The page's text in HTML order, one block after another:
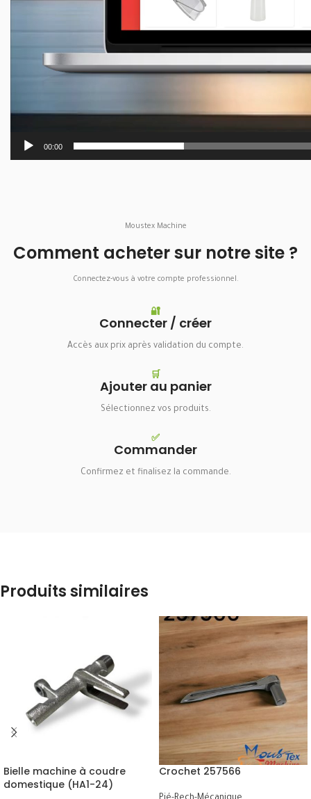
Moustex Machine
Comment acheter sur notre site ?
Connectez-vous à votre compte professionnel.
🔐
Connecter / créer
Accès aux prix après validation du compte.
🛒
Ajouter au panier
Sélectionnez vos produits.
✅
Commander
Confirmez et finalisez la commande.
00:00
Produits similaires
Bielle machine à coudre
domestique (HA1-24)
Crochet 257566